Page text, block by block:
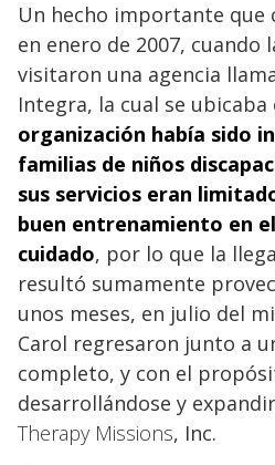
Un hecho importante que
en enero de 2007, cuando
visitaron una agencia
Integra, la cual se ubicaba
organización había sido
familias de niños
sus servicios eran
buen entrenamiento en
cuidado, por lo que la
resultó sumamente
unos meses, en julio del
Carol regresaron junto a
completo, y con el
desarrollándose y
Therapy Missions, Inc.